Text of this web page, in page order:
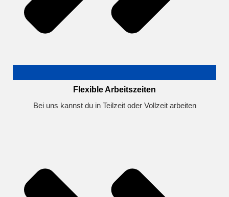
Flexible Arbeitszeiten
Bei uns kannst du in Teilzeit oder Vollzeit arbeiten